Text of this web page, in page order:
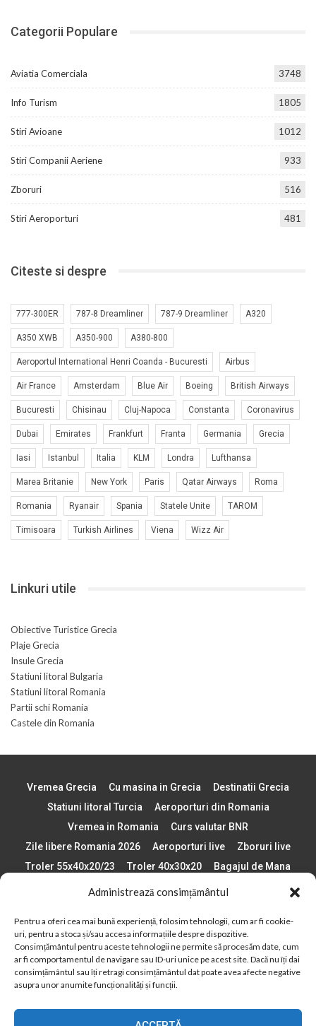
Administrează consimțământul
Pentru a oferi cea mai bună experiență, folosim tehnologii, cum ar fi cookie-
uri, pentru a stoca și/sau accesa informațiile despre dispozitive.
Consimțământul pentru aceste tehnologii ne permite să procesăm date, cum
ar fi comportamentul de navigare sau ID-uri unice pe acest site. Dacă nu îți dai
consimțământul sau îți retragi consimțământul dat poate avea afecte negative
asupra unor anumite funcționalități și funcții.
Categorii Populare
Aviatia Comerciala 3748
Info Turism 1805
Stiri Avioane 1012
Stiri Companii Aeriene 933
Zboruri 516
Stiri Aeroporturi 481
Citeste si despre
777-300ER 787-8 Dreamliner 787-9 Dreamliner A320
A350 XWB A350-900 A380-800
Aeroportul International Henri Coanda - Bucuresti Airbus
Air France Amsterdam Blue Air Boeing British Airways
Bucuresti Chisinau Cluj-Napoca Constanta Coronavirus
Dubai Emirates Frankfurt Franta Germania Grecia
Iasi Istanbul Italia KLM Londra Lufthansa
Marea Britanie New York Paris Qatar Airways Roma
Romania Ryanair Spania Statele Unite TAROM
Timisoara Turkish Airlines Viena Wizz Air
Linkuri utile
Obiective Turistice Grecia
Plaje Grecia
Insule Grecia
Statiuni litoral Bulgaria
Statiuni litoral Romania
Partii schi Romania
Castele din Romania
Vremea Grecia Cu masina in Grecia
Destinatii Grecia
Statiuni litoral Turcia
Aeroporturi din Romania
Vremea in Romania
Curs valutar BNR
Zile libere Romania 2026
Aeroporturi live
Zboruri live
Troler 55x40x20/23
Troler 40x30x20
Bagajul de Mana
Paste 2026
Cele mai bune telefoane
Plaje din Europa
Concerte Romania 2025
Asigurare de calatorie
Când se schimba ora în 2026
Calendar Formula 1 sezon 2026
Boarding Pass
Despre AirlinesTravel.ro
Politică cookie-uri (UE)